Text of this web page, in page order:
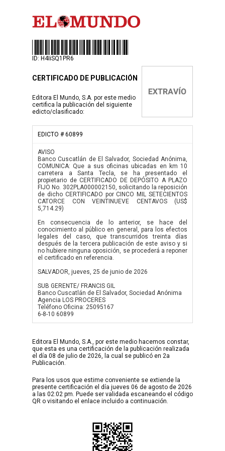
ID: H4IiSQ1PR6
CERTIFICADO DE PUBLICACIÓN
Editora El Mundo, S.A. por este medio
certifica la publicación del siguiente
edicto/clasificado:
EDICTO # 60899
AVISO
Banco Cuscatlán de El Salvador, Sociedad Anónima,
COMUNICA: Que a sus oficinas ubicadas en km 10
carretera a Santa Tecla, se ha presentado el
propietario de CERTIFICADO DE DEPÓSITO A PLAZO
FIJO No. 302PLA000002150, solicitando la reposición
de dicho CERTIFICADO por CINCO MIL SETECIENTOS
CATORCE CON VEINTINUEVE CENTAVOS (US$
5,714.29)
En consecuencia de lo anterior, se hace del
conocimiento al público en general, para los efectos
legales del caso, que transcurridos treinta días
después de la tercera publicación de este aviso y si
no hubiere ninguna oposición, se procederá a reponer
el certificado en referencia.
SALVADOR, jueves, 25 de junio de 2026
SUB GERENTE/ FRANCIS GIL
Banco Cuscatlán de El Salvador, Sociedad Anónima
Agencia LOS PROCERES
Teléfono Oficina: 25095167
6-8-10 60899
Editora El Mundo, S.A., por este medio hacemos constar,
que esta es una certificación de la publicación realizada
el día 08 de julio de 2026, la cual se publicó en 2a
Publicación.
Para los usos que estime conveniente se extiende la
presente certificación el día jueves 06 de agosto de 2026
a las 02:02 pm. Puede ser validada escaneando el código
QR o visitando el enlace incluido a continuación.